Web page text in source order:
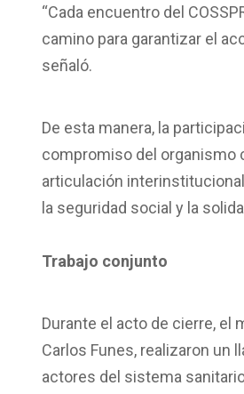
“Cada encuentro del
camino para garantizar el
señaló.
De esta manera, la
compromiso del organismo
articulación
la seguridad social y la
Trabajo conjunto
Durante el acto de cierre, el
Carlos Funes, realizaron un
actores del sistema